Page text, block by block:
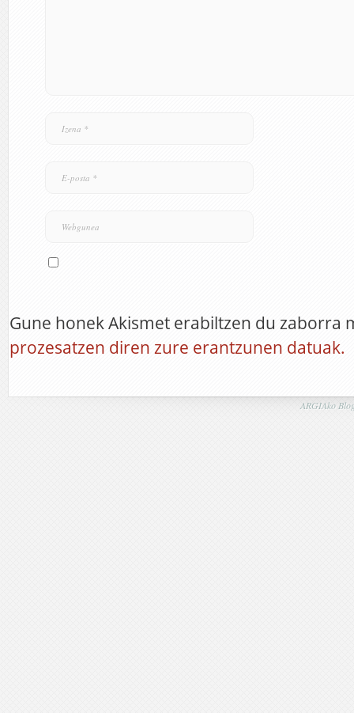
Gune honek Akismet erabiltzen du zaborra
prozesatzen diren zure erantzunen datuak.
ARGIAko